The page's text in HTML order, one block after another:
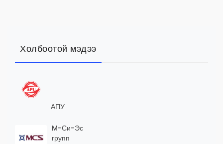
Холбоотой мэдээ
АПУ
M-Си-Эс
групп